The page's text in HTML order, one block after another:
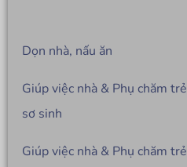
Dọn nhà, nấu ăn
Giúp việc nhà & Phụ chăm trẻ
sơ sinh
Giúp việc nhà & Phụ chăm trẻ